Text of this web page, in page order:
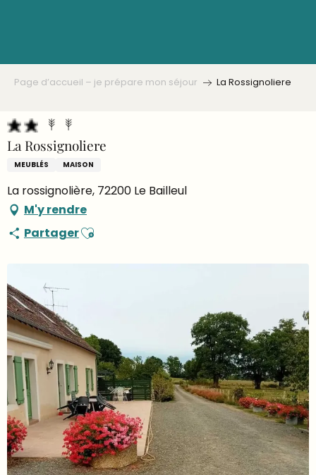
Page d’accueil – je prépare mon séjour La Rossignoliere
La Rossignoliere
MEUBLÉS MAISON
La rossignolière, 72200 Le Bailleul
M'y rendre
PartagerAjouter aux favoris